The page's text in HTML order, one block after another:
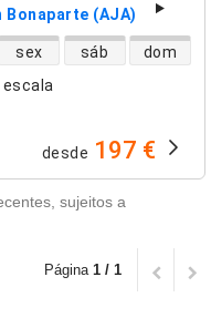
(AJA)
sex sáb dom
desde 197 €
sujeitos a
Página 1 / 1